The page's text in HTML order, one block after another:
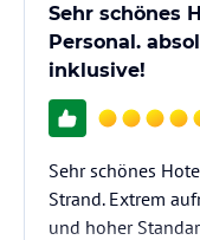
Sehr schönes
Personal.
inklusive!
Sehr schönes
Strand. Extrem
und hoher